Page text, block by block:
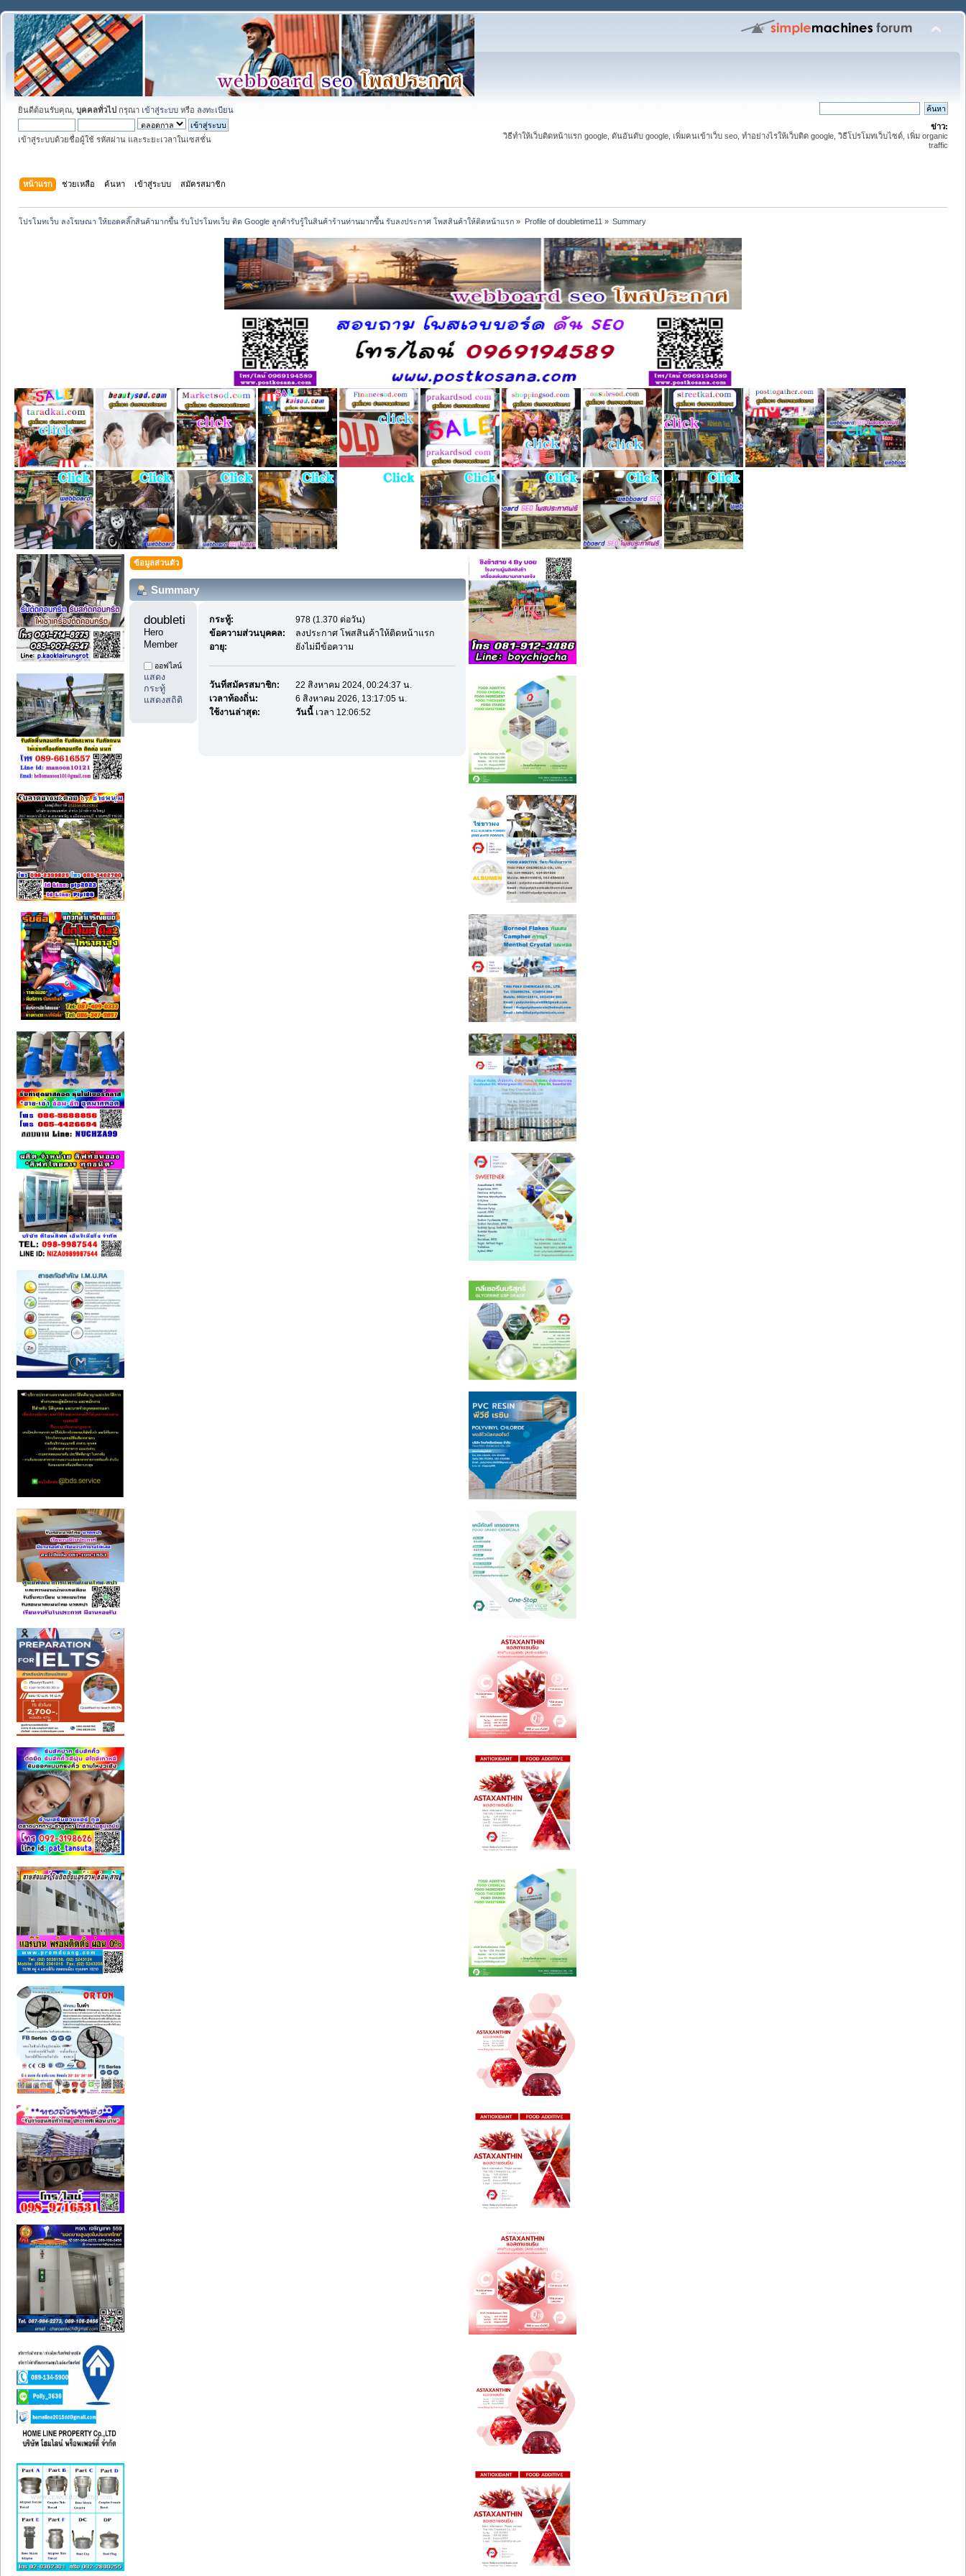
ยินดีต้อนรับคุณ, บุคคลทั่วไป กรุณา เข้าสู่ระบบ หรือ ลงทะเบียน
เข้าสู่ระบบด้วยชื่อผู้ใช้ รหัสผ่าน และระยะเวลาในเซสชั่น
ข่าว:
วิธีทำให้เว็บติดหน้าแรก google, ดันอันดับ google, เพิ่มคนเข้าเว็บ seo, ทำอย่างไรให้เว็บติด google, วิธีโปรโมทเว็บไซด์, เพิ่ม organic
traffic
หน้าแรก ช่วยเหลือ ค้นหา เข้าสู่ระบบ สมัครสมาชิก
โปรโมทเว็บ ลงโฆษณา ให้ยอดคลิ๊กสินค้ามากขึ้น รับโปรโมทเว็บ ติด Google ลูกค้ารับรู้ในสินค้าร้านท่านมากขึ้น รับลงประกาศ โพสสินค้าให้ติดหน้าแรก » Profile of doubletime11 » Summary
ข้อมูลส่วนตัว
Summary
doubletime11
Hero
Member
ออฟไลน์
แสดง
กระทู้
แสดงสถิติ
กระทู้:
978 (1.370 ต่อวัน)
ข้อความส่วนบุคคล:
ลงประกาศ โพสสินค้าให้ติดหน้าแรก
อายุ:
ยังไม่มีข้อความ
วันที่สมัครสมาชิก:
22 สิงหาคม 2024, 00:24:37 น.
เวลาท้องถิ่น:
6 สิงหาคม 2026, 13:17:05 น.
ใช้งานล่าสุด:
วันนี้เวลา 12:06:52